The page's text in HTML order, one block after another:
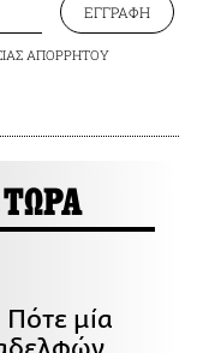
ΕΓΓΡΑΦΗ
ΑΠΟΡΡΗΤΟΥ
Πότε μία